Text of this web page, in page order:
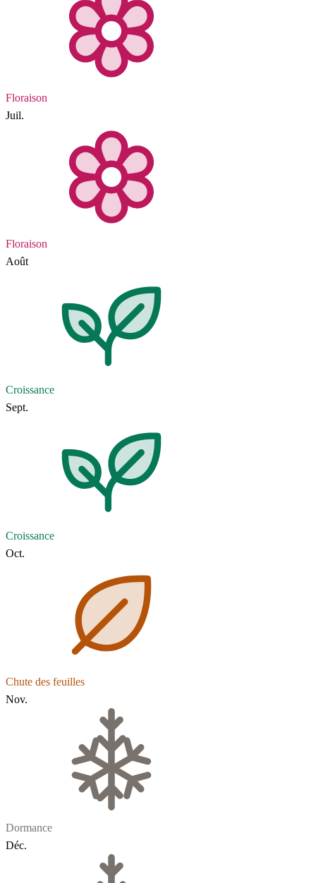
Floraison
Juil.
Floraison
Août
Croissance
Sept.
Croissance
Oct.
Chute des feuilles
Nov.
Dormance
Déc.